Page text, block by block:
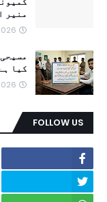
منیر
کیا
FOLLOW US